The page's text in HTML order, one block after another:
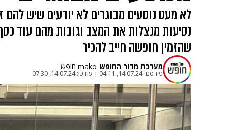
לא מעט נוסעים מבוגרים לא יודעים שיש
שהזמין חופשה חייב להכיר
מערכת מדור החופש mako חופש
פורסם:14.07.24, 04:11
| עודכן:14.07.24, 07:30